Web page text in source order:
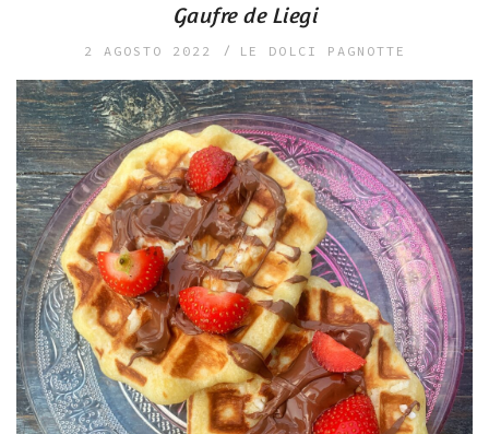
Gaufre de Liegi
2 AGOSTO 2022 LE DOLCI PAGNOTTE